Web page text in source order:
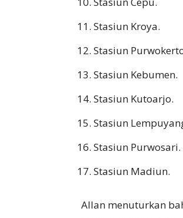
Stasiun Kroya.
Stasiun
Stasiun Kebumen.
Stasiun Kutoarjo.
Stasiun
Stasiun Purwosari.
Stasiun Madiun.
Allan menuturkan